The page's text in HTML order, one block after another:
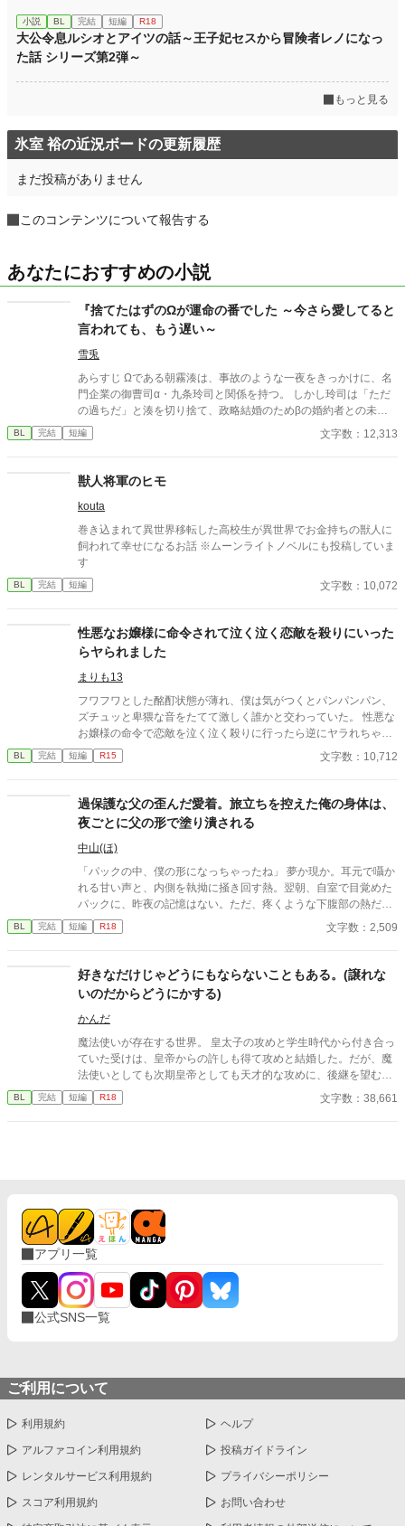
小説 BL 完結 短編 R18
大公令息ルシオとアイツの話～王子妃セスから冒険者レノになっ
た話 シリーズ第2弾～
もっと見る
氷室 裕の近況ボードの更新履歴
まだ投稿がありません
このコンテンツについて報告する
あなたにおすすめの小説
『捨てたはずのΩが運命の番でした ～今さら愛してると
言われても、もう遅い～
雪兎
あらすじ Ωである朝霧湊は、事故のような一夜をきっかけに、名
門企業の御曹司α・九条玲司と関係を持つ。 しかし玲司は「ただ
の過ちだ」と湊を切り捨て、政略結婚のためβの婚約者との未来
を選んだ。 深く傷ついた湊は、彼の前から姿を消す。 数か月後―
―。 湊の身体は、これまで誰も知らなかった希少な『遅咲きΩ』
たと知る。 「戻ってきてくれ」 今さら必死に追いかけてくる玲
司。 だが湊の隣には、自分を支え続けてくれた医師のα・神崎伊
織がいた。 「あなたは俺を捨てたでしょう」 後悔に苦しむα、執
着する第二のα、そして希少Ωを巡る陰謀。 もう二度と傷つきた
くないΩが最後に選ぶ相手とは――。 捨てた側の後悔と執着が加
速する、すれ違いオメガバースBL。
BL 完結 短編 文字数：12,313
獣人将軍のヒモ
kouta
巻き込まれて異世界移転した高校生が異世界でお金持ちの獣人に
飼われて幸せになるお話 ※ムーンライトノベルにも投稿していま
す
BL 完結 短編 文字数：10,072
性悪なお嬢様に命令されて泣く泣く恋敵を殺りにいった
らヤられました
まりも13
フワフワとした酩酊状態が薄れ、僕は気がつくとパンパンパン、
ズチュッと卑猥な音をたてて激しく誰かと交わっていた。 性悪な
お嬢様の命令で恋敵を泣く泣く殺りに行ったら逆にヤラれちゃっ
た、ちょっとアホな子の話です。 （ムーンライトノベルにも掲載
しています）
BL 完結 短編 R15 文字数：10,712
過保護な父の歪んだ愛着。旅立ちを控えた俺の身体は、
夜ごとに父の形で塗り潰される
中山(ほ)
「パックの中、僕の形になっちゃったね」 夢か現か。耳元で囁か
れる甘い声と、内側を執拗に掻き回す熱。翌朝、自室で目覚めた
パックに、昨夜の記憶はない。ただ、疼くような下腹部の熱だけ
が残っていた。 相談しようと向かった相手こそが、自分を侵食し
ている張本人だとも知らずに、パックは父の部屋の扉を開く。 こ
BL 完結 短編 R18 文字数：2,509
好きなだけじゃどうにもならないこともある。(譲れな
いのだからどうにかする)
かんだ
魔法使いが存在する世界。 皇太子の攻めと学生時代から付き合っ
ていた受けは、皇帝からの許しも得て攻めと結婚した。だが、魔
法使いとしても次期皇帝としても天才的な攻めに、後継を望む周
囲は多い。 好きなだけではどうにもならないと理解している受け
は、攻めに後継を作ることを進言するしかなく…。
BL 完結 短編 R18 文字数：38,661
アプリ一覧
公式SNS一覧
ご利用について
利用規約 ヘルプ
アルファコイン利用規約 投稿ガイドライン
レンタルサービス利用規約 プライバシーポリシー
スコア利用規約 お問い合わせ